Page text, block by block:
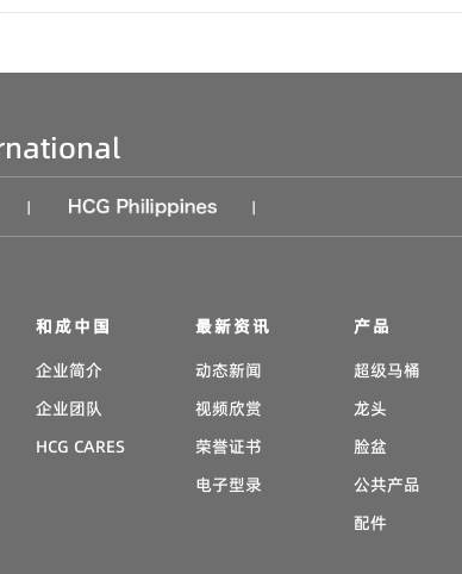
| |
和成中国
企业简介
企业团队
HCG CARES
最新资讯
动态新闻
视频欣赏
荣誉证书
电子型录
产品
超级马桶
龙头
脸盆
公共产品
配件